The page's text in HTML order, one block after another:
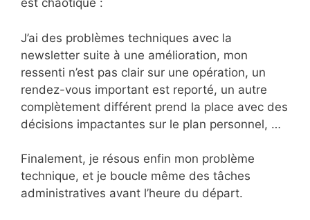
est chaotique :
J’ai des problèmes techniques avec la
newsletter suite à une amélioration, mon
ressenti n’est pas clair sur une opération, un
rendez-vous important est reporté, un autre
complètement différent prend la place avec des
décisions impactantes sur le plan personnel, …
Finalement, je résous enfin mon problème
technique, et je boucle même des tâches
administratives avant l’heure du départ.